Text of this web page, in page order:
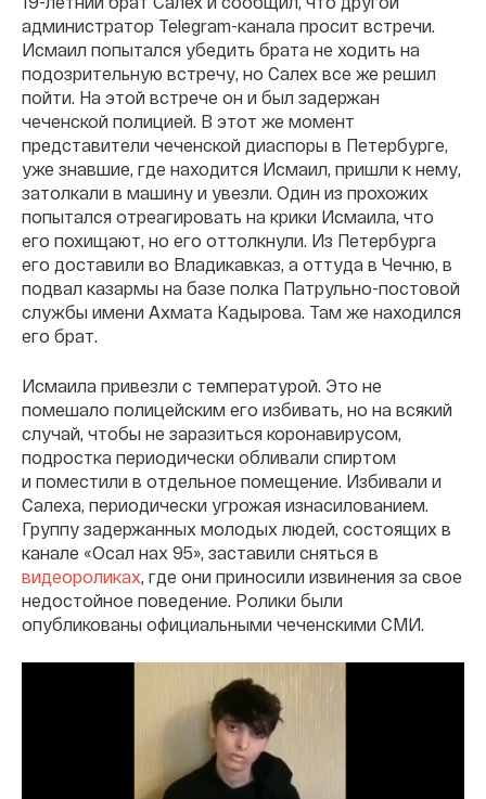
администратор Telegram-канала просит встречи.
Исмаил попытался убедить брата не ходить на
подозрительную встречу, но Салех все же решил
пойти. На этой встрече он и был задержан
чеченской полицией. В этот же момент
представители чеченской диаспоры в Петербурге,
уже знавшие, где находится Исмаил, пришли к нему,
затолкали в машину и увезли. Один из прохожих
попытался отреагировать на крики Исмаила, что
его похищают, но его оттолкнули. Из Петербурга
его доставили во Владикавказ, а оттуда в Чечню, в
подвал казармы на базе полка Патрульно-постовой
службы имени Ахмата Кадырова. Там же находился
его брат.
Исмаила привезли с температурой. Это не
помешало полицейским его избивать, но на всякий
случай, чтобы не заразиться коронавирусом,
подростка периодически обливали спиртом
и поместили в отдельное помещение. Избивали и
Салеха, периодически угрожая изнасилованием.
Группу задержанных молодых людей, состоящих в
канале «Осал нах 95», заставили сняться в
видеороликах , где они приносили извинения за свое
недостойное поведение. Ролики были
опубликованы официальными чеченскими СМИ.